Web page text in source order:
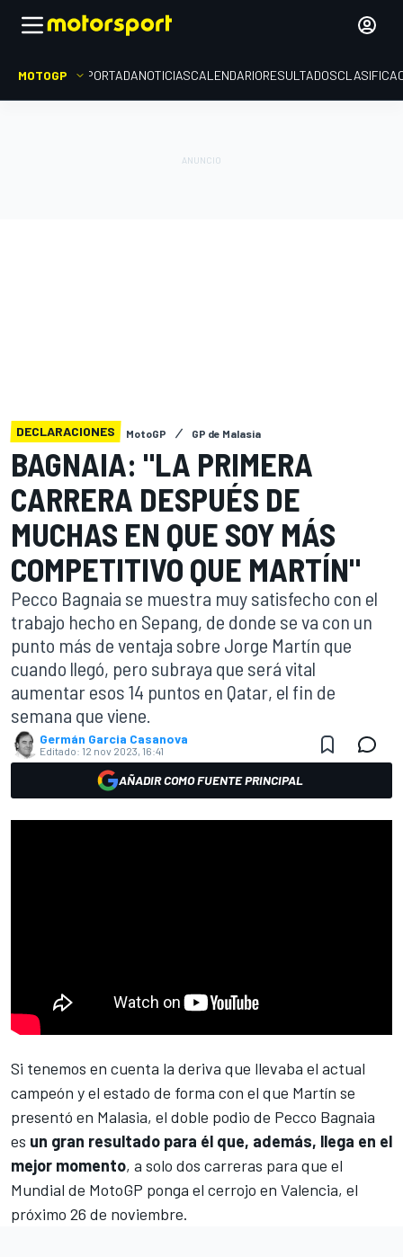
MOTOGP PORTADANOTICIASCALENDARIORESULTADOS
DECLARACIONES MotoGP GP de Malasia
BAGNAIA: "LA PRIMERA
CARRERA DESPUÉS DE
MUCHAS EN QUE SOY MÁS
COMPETITIVO QUE MARTÍN"
Pecco Bagnaia se muestra muy satisfecho con el
trabajo hecho en Sepang, de donde se va con un
punto más de ventaja sobre Jorge Martín que
cuando llegó, pero subraya que será vital
aumentar esos 14 puntos en Qatar, el fin de
semana que viene.
Germán Garcia Casanova
Editado: 12 nov 2023, 16:41
AÑADIR COMO FUENTE PRINCIPAL
Si tenemos en cuenta la deriva que llevaba el actual
campeón y el estado de forma con el que Martín se
presentó en Malasia, el doble podio de Pecco Bagnaia
es un gran resultado para él que, además, llega en el
mejor momento, a solo dos carreras para que el
Mundial de MotoGP ponga el cerrojo en Valencia, el
próximo 26 de noviembre.